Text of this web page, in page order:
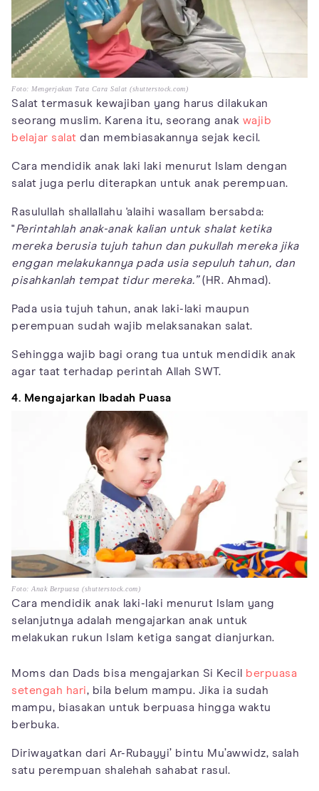
Foto: Mengerjakan Tata Cara Salat (shutterstock.com)
Salat termasuk kewajiban yang harus dilakukan
seorang muslim. Karena itu, seorang anak wajib
belajar salat dan membiasakannya sejak kecil.
Cara mendidik anak laki laki menurut Islam dengan
salat juga perlu diterapkan untuk anak perempuan.
Rasulullah shallallahu 'alaihi wasallam bersabda:
"Perintahlah anak-anak kalian untuk shalat ketika
mereka berusia tujuh tahun dan pukullah mereka jika
enggan melakukannya pada usia sepuluh tahun, dan
pisahkanlah tempat tidur mereka.”(HR. Ahmad).
Pada usia tujuh tahun, anak laki-laki maupun
perempuan sudah wajib melaksanakan salat.
Sehingga wajib bagi orang tua untuk mendidik anak
agar taat terhadap perintah Allah SWT.
4. Mengajarkan Ibadah Puasa
Foto: Anak Berpuasa (shutterstock.com)
Cara mendidik anak laki-laki menurut Islam yang
selanjutnya adalah mengajarkan anak untuk
melakukan rukun Islam ketiga sangat dianjurkan.
Moms dan Dads bisa mengajarkan Si Kecil
berpuasa
setengah hari, bila belum mampu. Jika ia sudah
mampu, biasakan untuk berpuasa hingga waktu
berbuka.
Diriwayatkan dari Ar-Rubayyi’ bintu Mu’awwidz, salah
satu perempuan shalehah sahabat rasul.